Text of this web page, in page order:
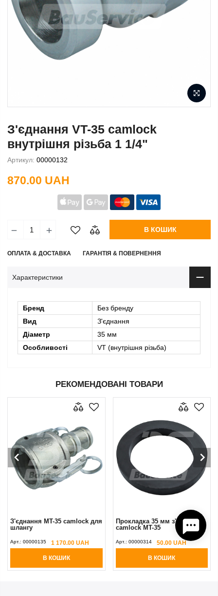
З'єднання VT-35 camlock
внутрішня різьба 1 1/4"
Артикул: 00000132
870.00 UAH
В КОШИК
ОПЛАТА & ДОСТАВКА ГАРАНТІЯ & ПОВЕРНЕННЯ
Характеристики
Бренд
Без бренду
Вид
З'єднання
Діаметр
35 мм
Особливості
VT (внутрішня різьба)
РЕКОМЕНДОВАНІ ТОВАРИ
З'єднання MT-35 camlock для
шлангу
Арт.: 00000135 1 170.00 UAH
В КОШИК
Прокладка 35 мм з'єднання
camlock MT-35
Арт.: 00000314 50.00 UAH
В КОШИК